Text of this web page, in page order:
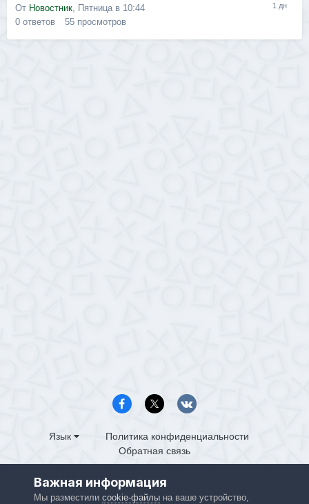
От Новостник Пятница в 10:44
0 ответов 55 просмотров
Язык
Политика конфиденциальности
Обратная связь
Powered by Invision Community
Важная информация
Мы разместили cookie-файлына ваше устройство,